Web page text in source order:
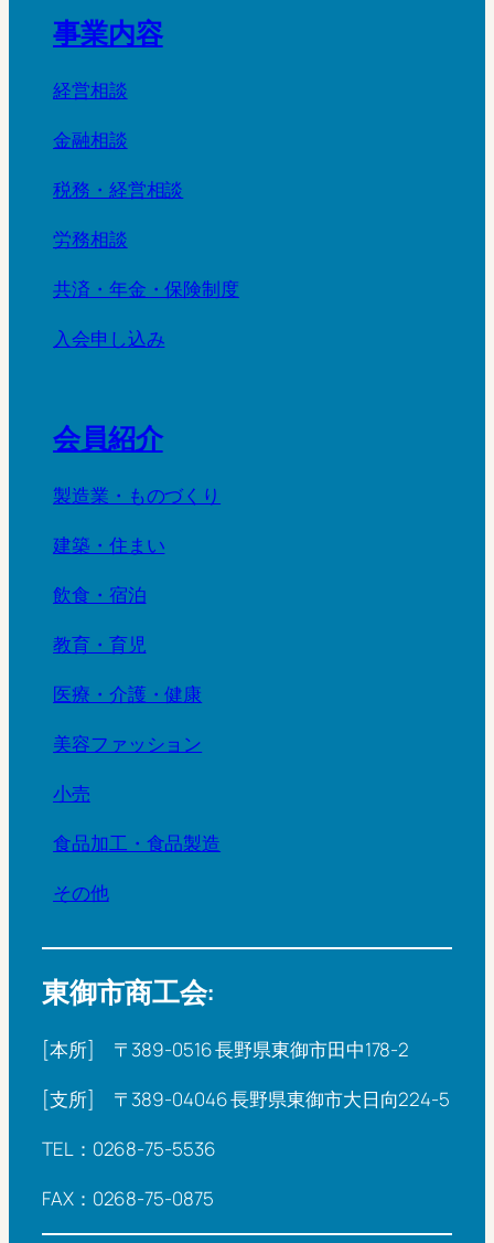
事業内容
経営相談
金融相談
税務・経営相談
労務相談
共済・年金・保険制度
入会申し込み
会員紹介
製造業・ものづくり
建築・住まい
飲食・宿泊
教育・育児
医療・介護・健康
美容ファッション
小売
食品加工・食品製造
その他
東御市商工会:
[本所] 〒389-0516 長野県東御市田中178-2
[支所] 〒389-04046 長野県東御市大日向224-5
TEL：0268-75-5536
FAX：0268-75-0875